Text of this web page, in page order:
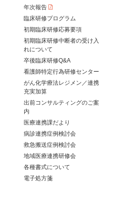
年次報告
臨床研修プログラム
初期臨床研修応募要項
初期臨床研修中断者の受け入
れについて
卒後臨床研修Q&A
看護師特定行為研修センター
がん化学療法レジメン／連携
充実加算
出前コンサルティングのご案
内
医療連携課だより
病診連携症例検討会
救急搬送症例検討会
地域医療連携研修会
各種書式について
電子処方箋